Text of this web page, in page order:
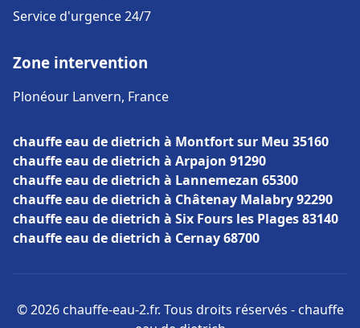
Service d'urgence 24/7
Zone intervention
Plonéour Lanvern, France
chauffe eau de dietrich à Montfort sur Meu 35160
chauffe eau de dietrich à Arpajon 91290
chauffe eau de dietrich à Lannemezan 65300
chauffe eau de dietrich à Châtenay Malabry 92290
chauffe eau de dietrich à Six Fours les Plages 83140
chauffe eau de dietrich à Cernay 68700
© 2026 chauffe-eau-2.fr. Tous droits réservés - chauffe